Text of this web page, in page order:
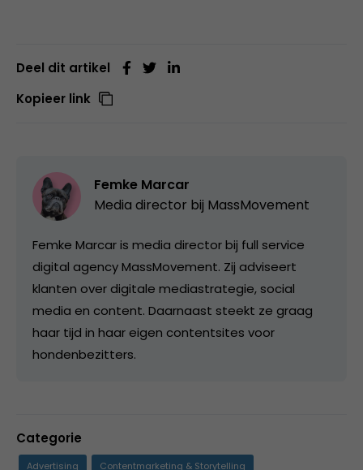
Deel dit artikel
Kopieer link
Femke Marcar
Media director bij MassMovement
Femke Marcar is media director bij full service
digital agency MassMovement. Zij adviseert
klanten over digitale mediastrategie, social
media en content. Daarnaast steekt ze graag
haar tijd in haar eigen contentsites voor
hondenbezitters.
Categorie
Advertising Contentmarketing & Storytelling